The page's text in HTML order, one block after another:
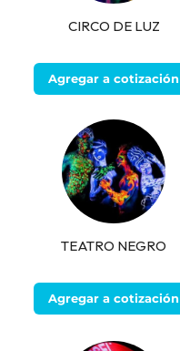
CIRCO DE LUZ
Agregar a cotización
TEATRO NEGRO
Agregar a cotización